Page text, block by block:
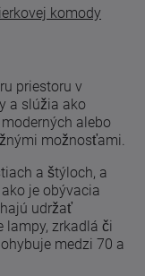
komody
priestoru v
a slúžia ako
alebo
možnosťami.
a štýloch, a
je obývacia
udržať
lampy, zrkadlá či
medzi 70 a